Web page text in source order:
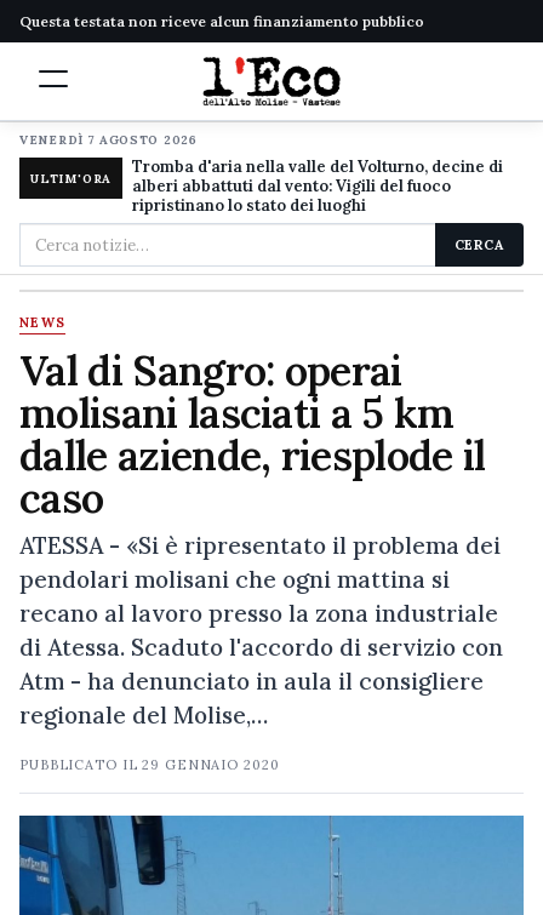
Questa testata non riceve alcun finanziamento pubblico
VENERDÌ 7 AGOSTO 2026
ULTIM'ORA
Tromba d'aria nella valle del Volturno, decine di
alberi abbattuti dal vento: Vigili del fuoco
ripristinano lo stato dei luoghi
Cerca
nel
sito
CERCA
NEWS
Val di Sangro: operai
molisani lasciati a 5 km
dalle aziende, riesplode il
caso
ATESSA - «Si è ripresentato il problema dei
pendolari molisani che ogni mattina si
recano al lavoro presso la zona industriale
di Atessa. Scaduto l'accordo di servizio con
Atm - ha denunciato in aula il consigliere
regionale del Molise,…
PUBBLICATO IL29 GENNAIO 2020